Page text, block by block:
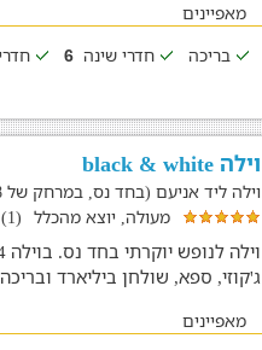
מאפיינים
בריכה
חדרי שינה 6
וילה black & white
וילה ליד אניעם (בחד נס, במרחק של 9.8 ק"מ)
מעולה, יוצא מהכלל (1)
ג'קוזי, ספא, שולחן ביליארד
מאפיינים